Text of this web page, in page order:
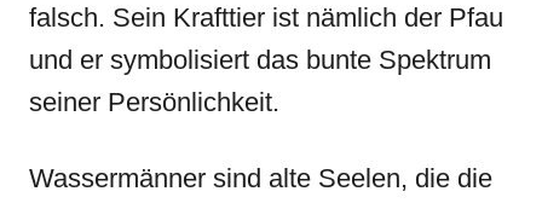
falsch. Sein Krafttier ist nämlich der Pfau
und er symbolisiert das bunte Spektrum
seiner Persönlichkeit.
Wassermänner sind alte Seelen, die die